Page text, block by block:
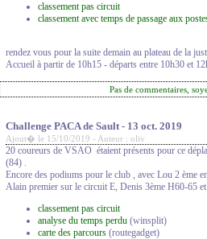
classement pas circuit
classement avec temps de passage aux
rendez vous pour la suite demain au plateau de la
Accueil à partir de 10h15 - départs entre 10h30 et
Pas de commentaires,
Challenge PACA de Sault - 13 oct. 2019
Ajout� le 15/10/2019 - Auteur : oliv
20 coureurs de VSAO étaient présents pour ce
(84) .
Encore des podiums pour le club , avec Lou 2 ème
Alain premier sur le circuit E, Denis 3ème H60-65
classement pas circuit
analyse du temps perdu (winsplit)
carte des parcours (routegadget)